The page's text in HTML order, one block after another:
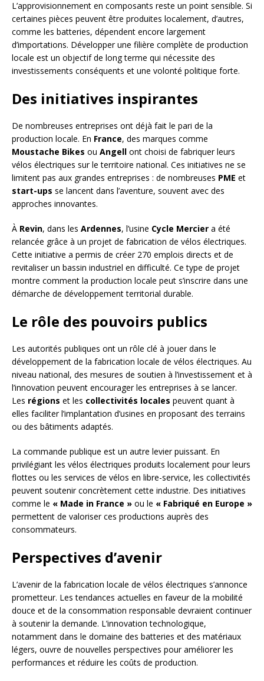
L’approvisionnement en composants reste un point sensible. Si
certaines pièces peuvent être produites localement, d’autres,
comme les batteries, dépendent encore largement
d’importations. Développer une filière complète de production
locale est un objectif de long terme qui nécessite des
investissements conséquents et une volonté politique forte.
Des initiatives inspirantes
De nombreuses entreprises ont déjà fait le pari de la
production locale. En France, des marques comme
Moustache Bikes ou Angell ont choisi de fabriquer leurs
vélos électriques sur le territoire national. Ces initiatives ne se
limitent pas aux grandes entreprises : de nombreuses PME et
start-ups se lancent dans l’aventure, souvent avec des
approches innovantes.
À Revin, dans les Ardennes, l’usine Cycle Mercier a été
relancée grâce à un projet de fabrication de vélos électriques.
Cette initiative a permis de créer 270 emplois directs et de
revitaliser un bassin industriel en difficulté. Ce type de projet
montre comment la production locale peut s’inscrire dans une
démarche de développement territorial durable.
Le rôle des pouvoirs publics
Les autorités publiques ont un rôle clé à jouer dans le
développement de la fabrication locale de vélos électriques. Au
niveau national, des mesures de soutien à l’investissement et à
l’innovation peuvent encourager les entreprises à se lancer.
Les régions et les collectivités locales peuvent quant à
elles faciliter l’implantation d’usines en proposant des terrains
ou des bâtiments adaptés.
La commande publique est un autre levier puissant. En
privilégiant les vélos électriques produits localement pour leurs
flottes ou les services de vélos en libre-service, les collectivités
peuvent soutenir concrètement cette industrie. Des initiatives
comme le « Made in France » ou le « Fabriqué en Europe »
permettent de valoriser ces productions auprès des
consommateurs.
Perspectives d’avenir
L’avenir de la fabrication locale de vélos électriques s’annonce
prometteur. Les tendances actuelles en faveur de la mobilité
douce et de la consommation responsable devraient continuer
à soutenir la demande. L’innovation technologique,
notamment dans le domaine des batteries et des matériaux
légers, ouvre de nouvelles perspectives pour améliorer les
performances et réduire les coûts de production.